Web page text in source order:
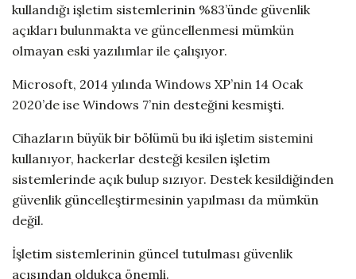
kullandığı işletim sistemlerinin %83’ünde güvenlik
açıkları bulunmakta ve güncellenmesi mümkün
olmayan eski yazılımlar ile çalışıyor.
Microsoft, 2014 yılında Windows XP’nin 14 Ocak
2020’de ise Windows 7’nin desteğini kesmişti.
Cihazların büyük bir bölümü bu iki işletim sistemini
kullanıyor, hackerlar desteği kesilen işletim
sistemlerinde açık bulup sızıyor. Destek kesildiğinden
güvenlik güncelleştirmesinin yapılması da mümkün
değil.
İşletim sistemlerinin güncel tutulması güvenlik
açısından oldukça önemli.